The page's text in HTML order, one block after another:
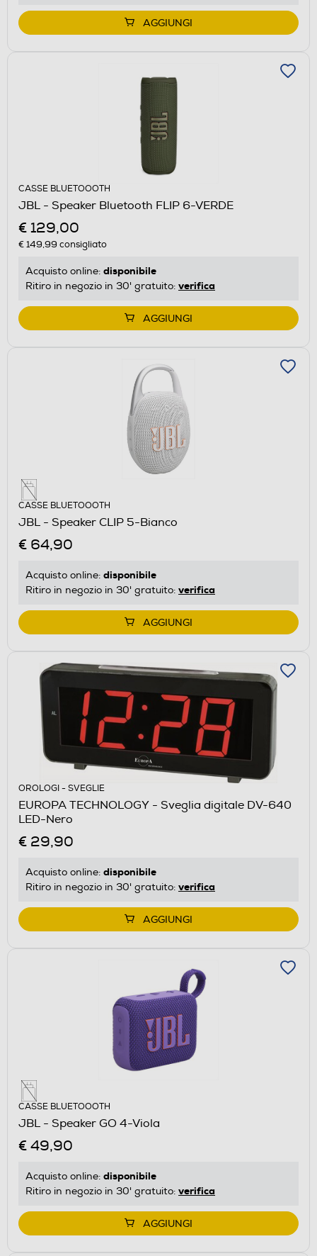
AGGIUNGI
CASSE BLUETOOOTH
JBL - Speaker Bluetooth FLIP 6-VERDE
€ 129,00
€ 149,99 consigliato
Acquisto online: disponibile
Ritiro in negozio in 30' gratuito: verifica
AGGIUNGI
CASSE BLUETOOOTH
JBL - Speaker CLIP 5-Bianco
€ 64,90
Acquisto online: disponibile
Ritiro in negozio in 30' gratuito: verifica
AGGIUNGI
OROLOGI - SVEGLIE
EUROPA TECHNOLOGY - Sveglia digitale DV-640
LED-Nero
€ 29,90
Acquisto online: disponibile
Ritiro in negozio in 30' gratuito: verifica
AGGIUNGI
CASSE BLUETOOOTH
JBL - Speaker GO 4-Viola
€ 49,90
Acquisto online: disponibile
Ritiro in negozio in 30' gratuito: verifica
AGGIUNGI